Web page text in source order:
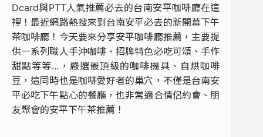
Dcard與PTT人氣推薦必去的台南安平咖啡廳在這
裡！最近網路熱搜來到台南安平必去的新開幕下午
茶咖啡廳！今天要來分享安平咖啡廳推薦，主要提
供一系列職人手沖咖啡、招牌特色必吃可頌、手作
甜點等等...，嚴選最頂級的咖啡機具、自烘咖啡
豆，這同時也是咖啡愛好者的巢穴，不僅是台南安
平必吃下午點心的餐廳，也非常適合情侶約會、朋
友聚會的安平下午茶推薦！